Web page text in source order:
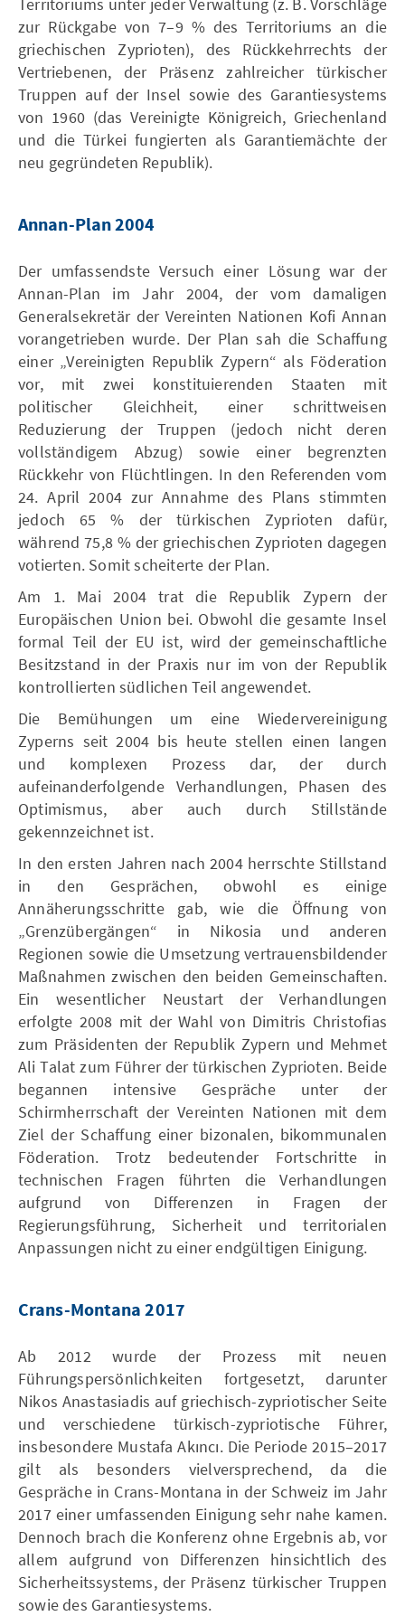
zur Rückgabe von 7–9 % des Territoriums an die
griechischen Zyprioten), des Rückkehrrechts der
Vertriebenen, der Präsenz zahlreicher türkischer
Truppen auf der Insel sowie des Garantiesystems
von 1960 (das Vereinigte Königreich, Griechenland
und die Türkei fungierten als Garantiemächte der
neu gegründeten Republik).
Annan-Plan 2004
Der umfassendste Versuch einer Lösung war der
Annan-Plan im Jahr 2004, der vom damaligen
Generalsekretär der Vereinten Nationen Kofi Annan
vorangetrieben wurde. Der Plan sah die Schaffung
einer „Vereinigten Republik Zypern“ als Föderation
vor, mit zwei konstituierenden Staaten mit
politischer Gleichheit, einer schrittweisen
Reduzierung der Truppen (jedoch nicht deren
vollständigem Abzug) sowie einer begrenzten
Rückkehr von Flüchtlingen. In den Referenden vom
24. April 2004 zur Annahme des Plans stimmten
jedoch 65 % der türkischen Zyprioten dafür,
während 75,8 % der griechischen Zyprioten dagegen
votierten. Somit scheiterte der Plan.
Am 1. Mai 2004 trat die Republik Zypern der
Europäischen Union bei. Obwohl die gesamte Insel
formal Teil der EU ist, wird der gemeinschaftliche
Besitzstand in der Praxis nur im von der Republik
kontrollierten südlichen Teil angewendet.
Die Bemühungen um eine Wiedervereinigung
Zyperns seit 2004 bis heute stellen einen langen
und komplexen Prozess dar, der durch
aufeinanderfolgende Verhandlungen, Phasen des
Optimismus, aber auch durch Stillstände
gekennzeichnet ist.
In den ersten Jahren nach 2004 herrschte Stillstand
in den Gesprächen, obwohl es einige
Annäherungsschritte gab, wie die Öffnung von
„Grenzübergängen“ in Nikosia und anderen
Regionen sowie die Umsetzung vertrauensbildender
Maßnahmen zwischen den beiden Gemeinschaften.
Ein wesentlicher Neustart der Verhandlungen
erfolgte 2008 mit der Wahl von Dimitris Christofias
zum Präsidenten der Republik Zypern und Mehmet
Ali Talat zum Führer der türkischen Zyprioten. Beide
begannen intensive Gespräche unter der
Schirmherrschaft der Vereinten Nationen mit dem
Ziel der Schaffung einer bizonalen, bikommunalen
Föderation. Trotz bedeutender Fortschritte in
technischen Fragen führten die Verhandlungen
aufgrund von Differenzen in Fragen der
Regierungsführung, Sicherheit und territorialen
Anpassungen nicht zu einer endgültigen Einigung.
Crans-Montana 2017
Ab 2012 wurde der Prozess mit neuen
Führungspersönlichkeiten fortgesetzt, darunter
Nikos Anastasiadis auf griechisch-zypriotischer Seite
und verschiedene türkisch-zypriotische Führer,
insbesondere Mustafa Akıncı. Die Periode 2015–2017
gilt als besonders vielversprechend, da die
Gespräche in Crans-Montana in der Schweiz im Jahr
2017 einer umfassenden Einigung sehr nahe kamen.
Dennoch brach die Konferenz ohne Ergebnis ab, vor
allem aufgrund von Differenzen hinsichtlich des
Sicherheitssystems, der Präsenz türkischer Truppen
sowie des Garantiesystems.